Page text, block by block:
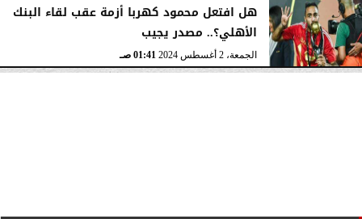
هل افتعل محمود كهربا أزمة عقب لقاء البنك
الأهلي؟.. مصدر يجيب
الجمعة، 2 أغسطس 2024 01:41 صـ